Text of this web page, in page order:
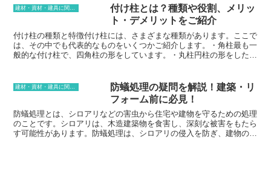
が美しいのも特徴です。油性塗料は、主
に木部や金属の塗装に使用されます。木
部は、水性塗料を使用すると、木が水分
を吸い込んで膨張してしまうことがあり
ます。しかし、油性塗料は、木が水分を
吸い込まないように保護するので、木部
ことがあります。しかし、油性塗料は、
金属にサビが発生するのを防ぐので、金
属の塗装にも適しています。油性塗料
は、耐久性や耐水性、耐熱性に優れてお
り、発色も良く、塗った後の仕上がりが
美しいのが特徴です。しかし、油性塗料
建材・資材・建具に関する用語
付け柱とは？種類や役割、メリッ
ト・デメリットをご紹介
付け柱の種類と特徴付け柱には、さまざまな種類があります。ここで
は、その中でも代表的なものをいくつかご紹介します。・角柱最も一
般的な付け柱で、四角柱の形をしています。・丸柱円柱の形をした付
分に取り付けられる付け柱です。・帯柱建物の壁面に水平に取り付け
られる付け柱です。これらの付け柱は、それぞれに異なる特徴を持っ
ています。例えば、角柱は安定感があり、丸柱は柔らかさや優美さを
感じさせます。半円柱は立体感があり、角柱半円柱は個性的です。隅
柱は建物の角を強調し、帯柱は建物の壁面にアクセントを加えます。
防蟻処理の疑問を解説！建築・リ
フォーム前に必見！
防蟻処理とは、シロアリなどの害虫から住宅や建物を守るための処理
のことです。シロアリは、木造建築物を食害し、深刻な被害をもたら
す可能性があります。防蟻処理は、シロアリの侵入を防ぎ、建物の耐